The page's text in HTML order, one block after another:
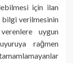
için ilan
bilgi verilmesinin
uygun
rağmen